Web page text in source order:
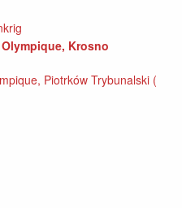
Krosno
Piotrków Trybunalski (